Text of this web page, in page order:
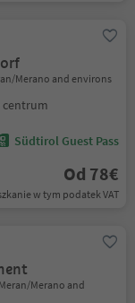
Merano and environs
centrum
Südtirol Guest Pass
Od 78€
w tym podatek VAT
Merano and